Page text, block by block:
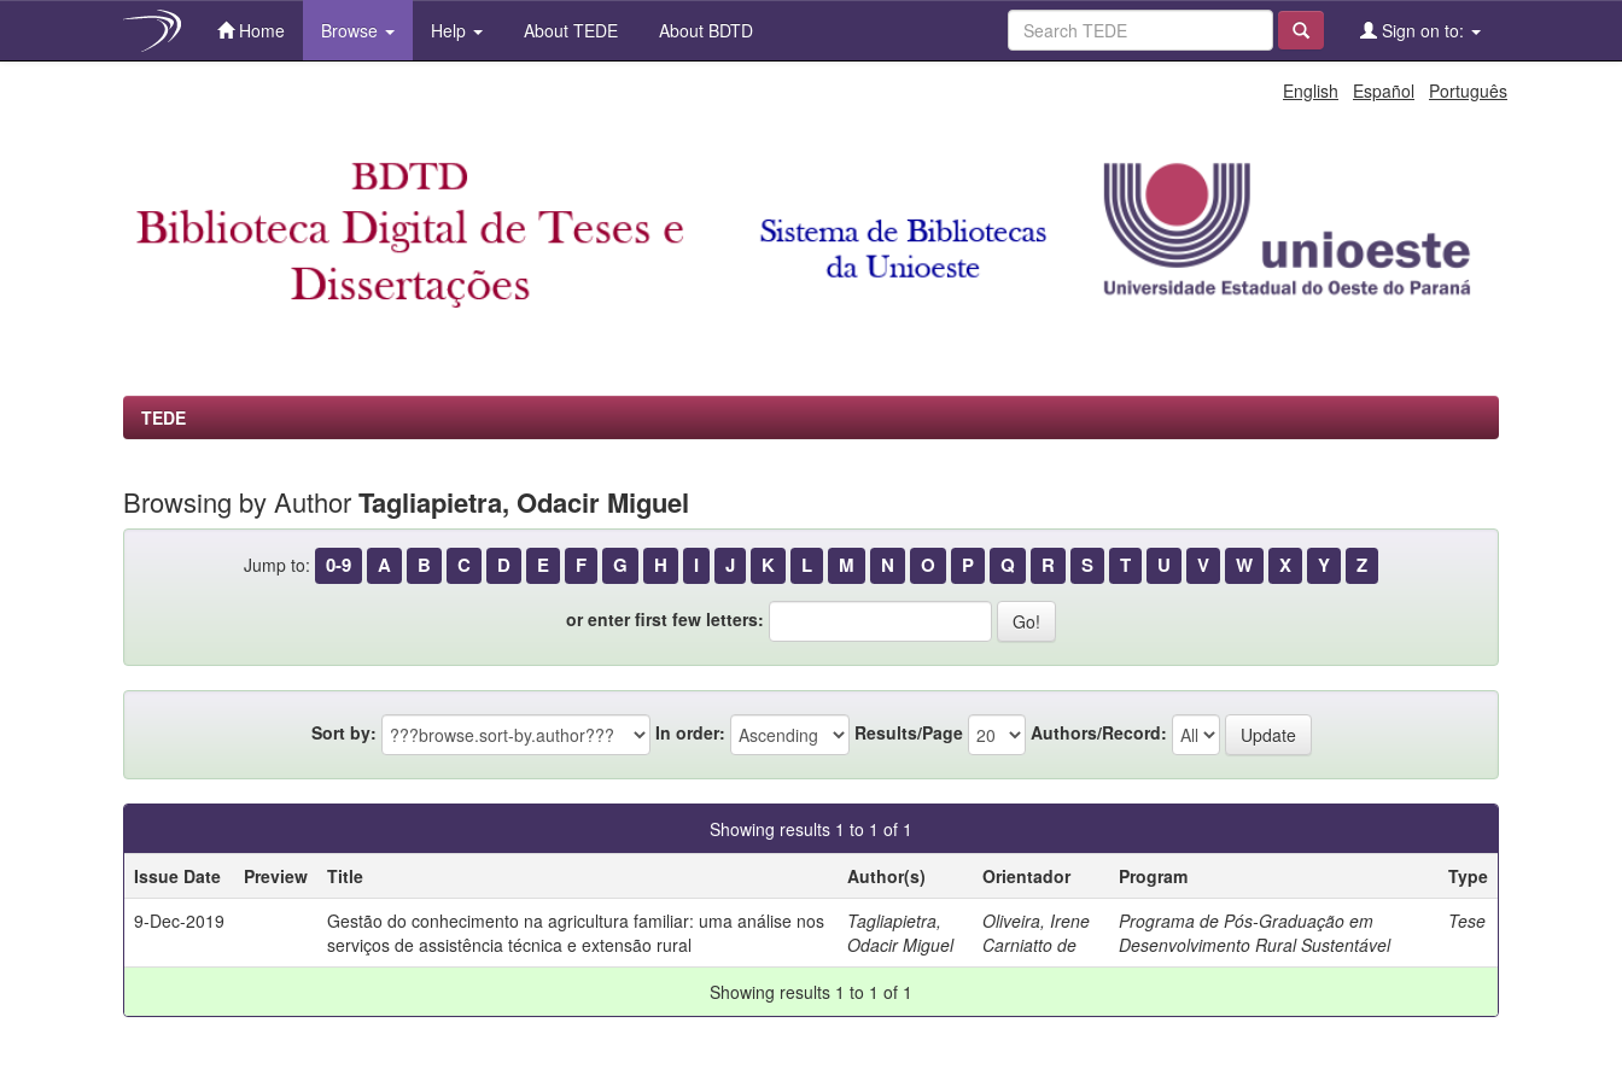
Home Browse Help About TEDE About BDTD Sign on to:
English Español Português
TEDE
Browsing by AuthorTagliapietra, Odacir Miguel
Jump to: 0-9 A B C D E F G H I J K L M N O P Q R S T U V W X Y Z
or enter first few letters:
Sort by: In order: Results/Page Authors/Record:
Showing results 1 to 1 of 1
Issue Date
Preview Title Author(s) Orientador Program
Type
9-Dec-2019
Gestão do conhecimento na agricultura familiar: uma análise nos
serviços de assistência técnica e extensão rural
Tagliapietra,
Odacir Miguel
Oliveira, Irene
Carniatto de
Programa de Pós-Graduação em
Desenvolvimento Rural Sustentável
Tese
Showing results 1 to 1 of 1